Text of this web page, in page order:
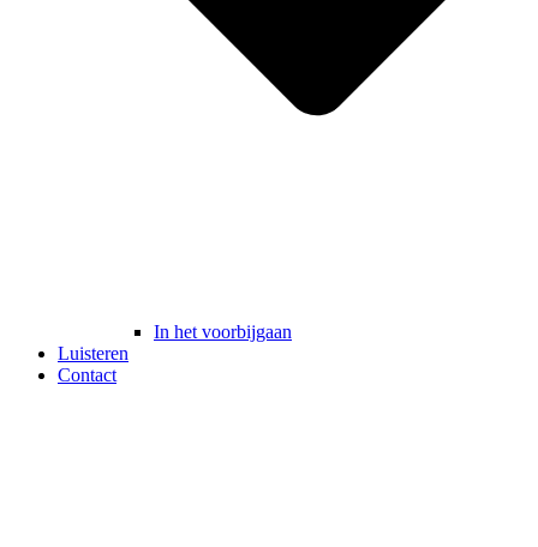
In het voorbijgaan
Luisteren
Contact